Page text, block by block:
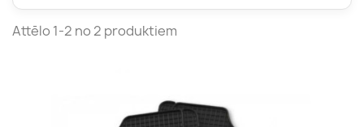
Attēlo 1-2 no 2 produktiem